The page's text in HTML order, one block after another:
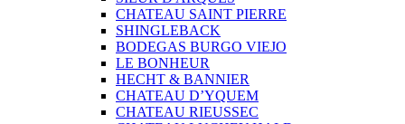
CHATEAU SAINT PIERRE
SHINGLEBACK
BODEGAS BURGO VIEJO
LE BONHEUR
HECHT & BANNIER
CHATEAU D’YQUEM
CHATEAU RIEUSSEC